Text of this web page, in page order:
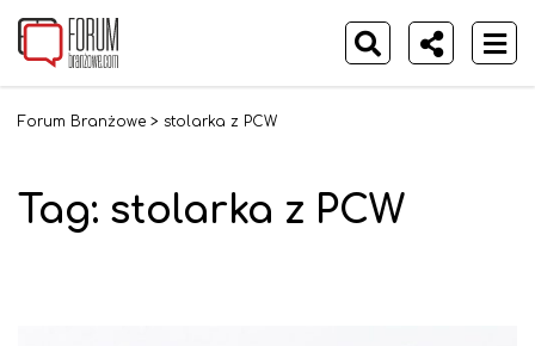
Forum Branżowe > stolarka z PCW
Tag: stolarka z PCW